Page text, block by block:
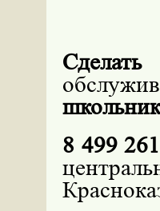
8 499